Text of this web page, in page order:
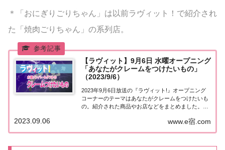
＊「おにぎりごりちゃん」は以前ラヴィット！で紹介され
た「焼肉ごりちゃん」の系列店。
【ラヴィット】9月6日 水曜オープニング
「あなたがクレームをつけたいもの」
（2023/9/6）
2023年9月6日放送の『ラヴィット!』オープニング
コーナーのテーマはあなたがクレームをつけたいも
の。紹介された商品やお店などをまとめました。く
もの今日9月6日はクレームの日。「ク（９）レーム
www.e宿.com
2023.09.06